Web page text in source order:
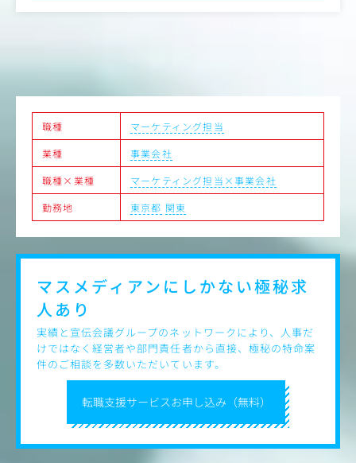
職種
マーケティング担当
業種
事業会社
職種×業種
マーケティング担当×事業会社
勤務地
東京都 関東
転職支援サービスお申し込み（無料）
マスメディアンにしかない極秘求
人あり
実績と宣伝会議グループのネットワークにより、人事だ
けではなく経営者や部門責任者から直接、極秘の特命案
件のご相談を多数いただいています。